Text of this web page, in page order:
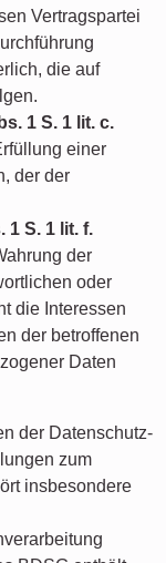
Vertragspartei
die auf
1 S. 1 lit. c.
einer
der der
1 S. 1 lit. f.
der
oder
die Interessen
der betroffenen
Daten
der Datenschutz-
zum
insbesondere